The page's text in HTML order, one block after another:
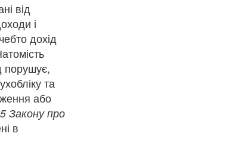
від
і
дохід
порушує,
та
або
Закону про
в